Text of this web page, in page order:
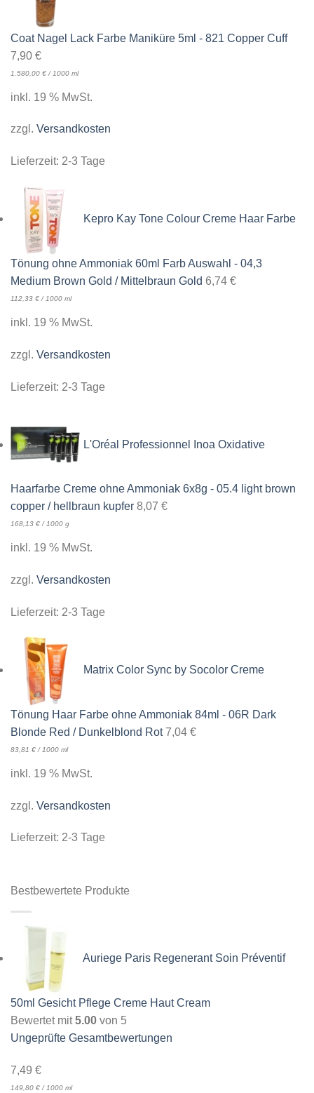
Coat Nagel Lack Farbe Maniküre 5ml - 821 Copper Cuff
7,90 €
1.580,00 € / 1000 ml
inkl. 19 % MwSt.
zzgl. Versandkosten
Lieferzeit: 2-3 Tage
Kepro Kay Tone Colour Creme Haar Farbe
Tönung ohne Ammoniak 60ml Farb Auswahl - 04,3
Medium Brown Gold / Mittelbraun Gold 6,74 €
112,33 € / 1000 ml
inkl. 19 % MwSt.
zzgl. Versandkosten
Lieferzeit: 2-3 Tage
L'Oréal Professionnel Inoa Oxidative
Haarfarbe Creme ohne Ammoniak 6x8g - 05.4 light brown
copper / hellbraun kupfer 8,07 €
168,13 €/1000 g
inkl. 19 % MwSt.
zzgl. Versandkosten
Lieferzeit: 2-3 Tage
Matrix Color Sync by Socolor Creme
Tönung Haar Farbe ohne Ammoniak 84ml - 06R Dark
Blonde Red / Dunkelblond Rot 7,04 €
83,81 € / 1000 ml
inkl. 19 % MwSt.
zzgl. Versandkosten
Lieferzeit: 2-3 Tage
Bestbewertete Produkte
Auriege Paris Regenerant Soin Préventif
50ml Gesicht Pflege Creme Haut Cream
Bewertet mit5.00 von 5
Ungeprüfte Gesamtbewertungen
7,49 €
149,80 € / 1000 ml